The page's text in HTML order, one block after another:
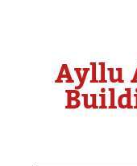
Ayllu